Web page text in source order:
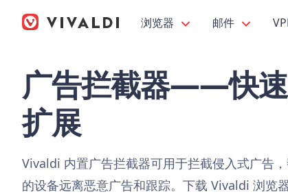
浏览器 邮件
广告拦截器——快
扩展
Vivaldi 内置广告拦截器可用于拦截侵入式广告
的设备远离恶意广告和跟踪。下载 Vivaldi 浏览